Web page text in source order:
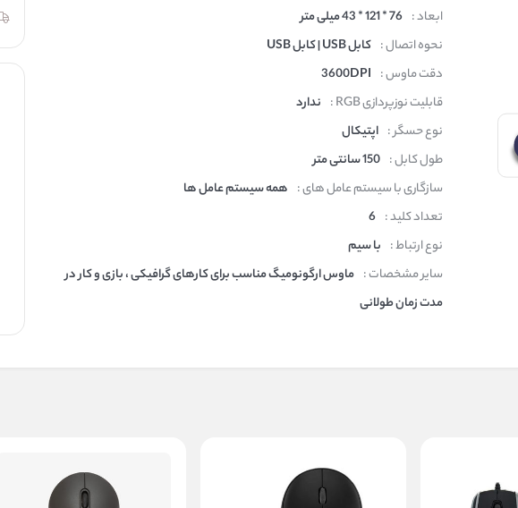
ابعاد : 76 * 121 * 43 میلی متر
نحوه اتصال : کابل USB | کابل USB
دقت ماوس : 3600DPI
قابلیت نوزپردازی RGB :
ندارد
نوع حسگر : اپتیکال
طول کابل : 150 سانتی متر
سازگاری با سیستم عامل های : همه سیستم عامل ها
تعداد کلید : 6
نوع ارتباط : با سیم
سایر مشخصات : ماوس ارگونومیگ مناسب برای کارهای گرافیکی ، بازی و کار در
مدت زمان طولانی